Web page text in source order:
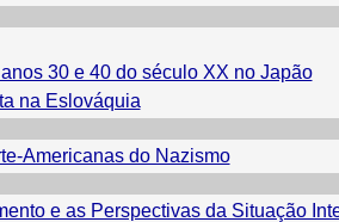
30 e 40 do século XX no Japão
na Eslováquia
Americanas do Nazismo
e as Perspectivas da Situação